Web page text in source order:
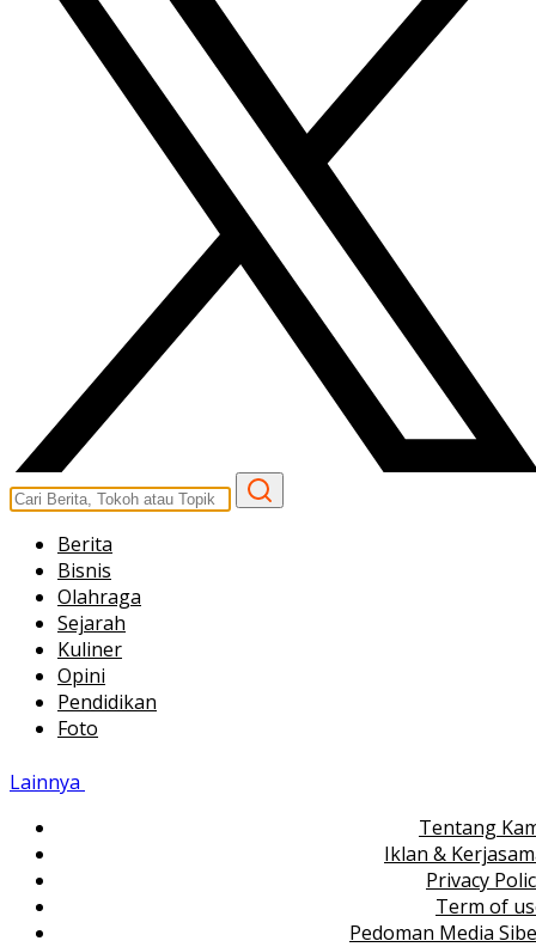
Berita
Bisnis
Olahraga
Sejarah
Kuliner
Opini
Pendidikan
Foto
Lainnya
Tentang
Iklan &
Privacy
Term of
Pedoman Media